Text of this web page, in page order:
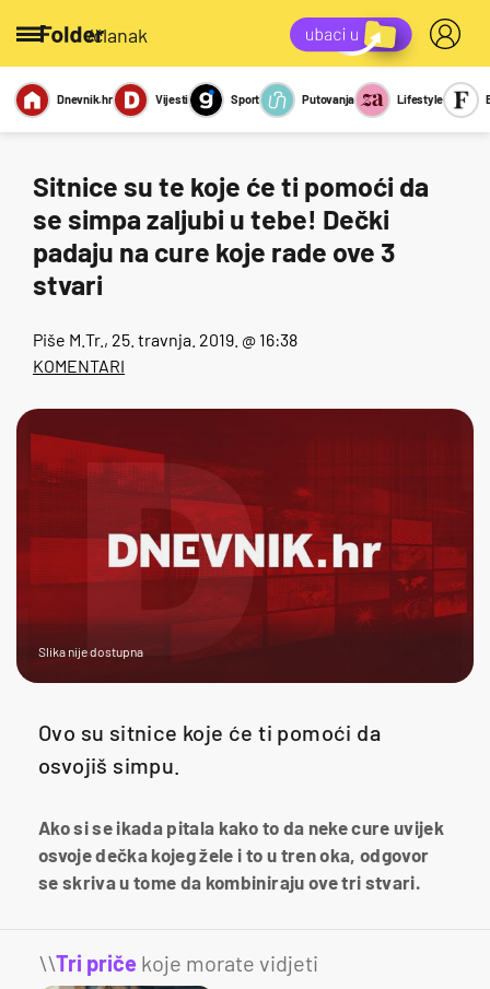
/članak
Miks Kviz
Report
Dnevnik.hr Vijesti Sport Putovanja Lifestyle
Sitnice su te koje će ti pomoći da
se simpa zaljubi u tebe! Dečki
padaju na cure koje rade ove 3
stvari
Piše M.Tr. , 25. travnja. 2019. @ 16:38
KOMENTARI
Slika nije dostupna
Ovo su sitnice koje će ti pomoći da
osvojiš simpu.
Ako si se ikada pitala kako to da neke cure uvijek
osvoje dečka kojeg žele i to u tren oka, odgovor
se skriva u tome da kombiniraju ove tri stvari.
\\Tri priče koje morate vidjeti